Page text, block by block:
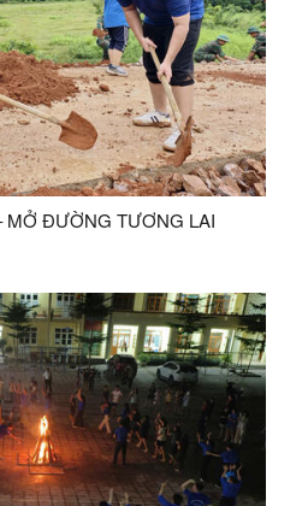
MỞ ĐƯỜNG TƯƠNG LAI